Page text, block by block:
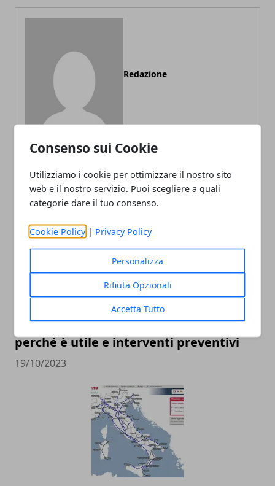
Consenso sui Cookie
Utilizziamo i cookie per ottimizzare il nostro sito
web e il nostro servizio. Puoi scegliere a quali
categorie dare il tuo consenso.
Cookie Policy | Privacy Policy
Personalizza
Rifiuta Opzionali
Accetta Tutto
Redazione
ARTICOLI CORRELATI
Revisione dell’auto: ogni quanto farla,
perché è utile e interventi preventivi
19/10/2023